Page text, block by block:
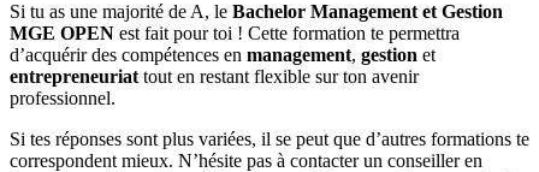
Si tu as une majorité de A, le Bachelor Management et Gestion
MGE OPEN est fait pour toi ! Cette formation te permettra
d’acquérir des compétences en management, gestion et
entrepreneuriattout en restant flexible sur ton avenir
professionnel.
Si tes réponses sont plus variées, il se peut que d’autres formations te
correspondent mieux. N’hésite pas à contacter un conseiller en